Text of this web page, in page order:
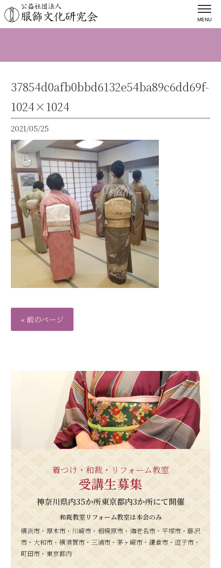
MENU
37854d0afb0bbd6132e54ba89c6dd69f-
1024×1024
2021/05/25
« 前のページ
着つけ・和裁・リフォーム教室
受講生募集
神奈川県内35か所東京都内3か所にて開催
和裁教室リフォーム教室は本会のみ
横浜市・厚木市・川崎市・相模原市・海老名市・平塚市・藤沢
市・大和市・横須賀市・三浦市・茅ヶ崎市・鎌倉市・逗子市・
町田市・東京都内